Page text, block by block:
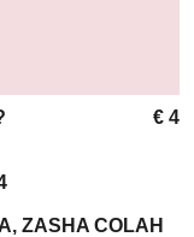
€ 4
ZASHA COLAH